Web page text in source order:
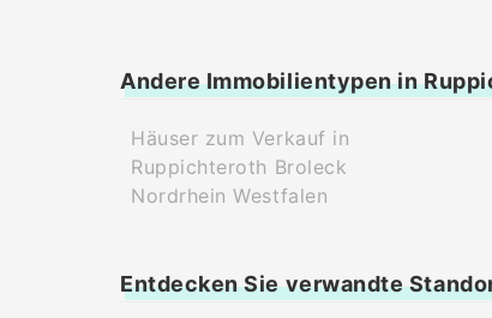
Andere Immobilientypen in
Häuser zum Verkauf in
Ruppichteroth Broleck
Nordrhein Westfalen
Entdecken Sie verwandte